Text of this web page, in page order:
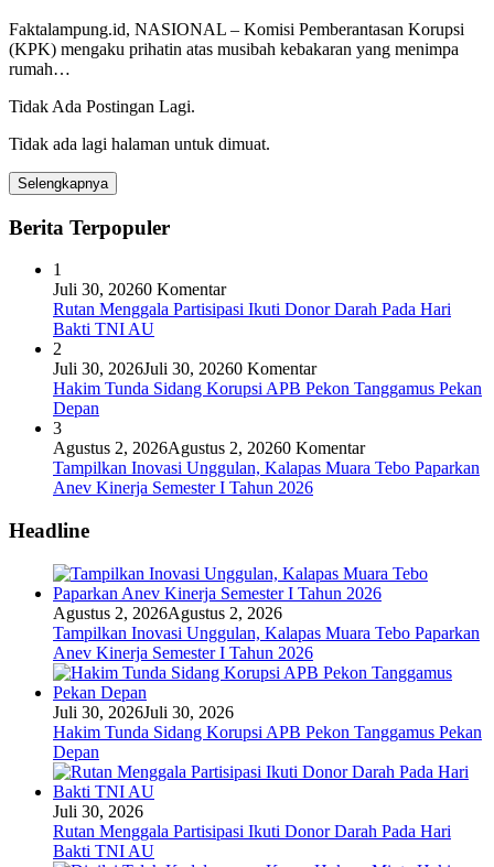
Faktalampung.id, NASIONAL – Komisi Pemberantasan Korupsi
(KPK) mengaku prihatin atas musibah kebakaran yang menimpa
rumah…
Tidak Ada Postingan Lagi.
Tidak ada lagi halaman untuk dimuat.
Selengkapnya
Berita Terpopuler
1
Juli 30, 20260 Komentar
Rutan Menggala Partisipasi Ikuti Donor Darah Pada Hari
Bakti TNI AU
2
Juli 30, 2026Juli 30, 20260 Komentar
Hakim Tunda Sidang Korupsi APB Pekon Tanggamus Pekan
Depan
3
Agustus 2, 2026Agustus 2, 20260 Komentar
Tampilkan Inovasi Unggulan, Kalapas Muara Tebo Paparkan
Anev Kinerja Semester I Tahun 2026
Headline
Agustus 2, 2026Agustus 2, 2026
Tampilkan Inovasi Unggulan, Kalapas Muara Tebo Paparkan
Anev Kinerja Semester I Tahun 2026
Juli 30, 2026Juli 30, 2026
Hakim Tunda Sidang Korupsi APB Pekon Tanggamus Pekan
Depan
Juli 30, 2026
Rutan Menggala Partisipasi Ikuti Donor Darah Pada Hari
Bakti TNI AU